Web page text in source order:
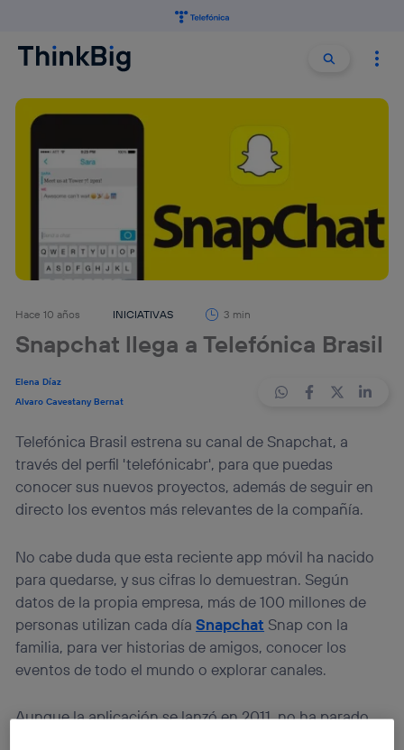
Buscar
Hace 10 años INICIATIVAS 3 min
Snapchat llega a Telefónica Brasil
Elena Díaz
Alvaro Cavestany Bernat
Telefónica Brasil estrena su canal de Snapchat, a
través del perfil 'telefónicabr', para que puedas
conocer sus nuevos proyectos, además de seguir en
directo los eventos más relevantes de la compañía.
No cabe duda que esta reciente app móvil ha nacido
para quedarse, y sus cifras lo demuestran. Según
datos de la propia empresa, más de 100 millones de
personas utilizan cada díaSnapchat Snap con la
familia, para ver historias de amigos, conocer los
eventos de todo el mundo o explorar canales.
Aunque la aplicación se lanzó en 2011, no ha parado